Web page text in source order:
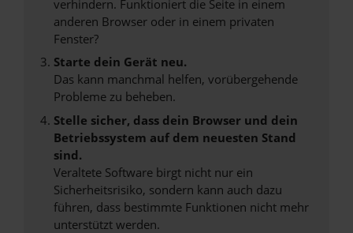
verhindern. Funktioniert die Seite in einem
anderen Browser oder in einem privaten
Fenster?
Starte dein Gerät neu.
Das kann manchmal helfen, vorübergehende
Probleme zu beheben.
Stelle sicher, dass dein Browser und dein
Betriebssystem auf dem neuesten Stand
sind.
Veraltete Software birgt nicht nur ein
Sicherheitsrisiko, sondern kann auch dazu
führen, dass bestimmte Funktionen nicht mehr
unterstützt werden.